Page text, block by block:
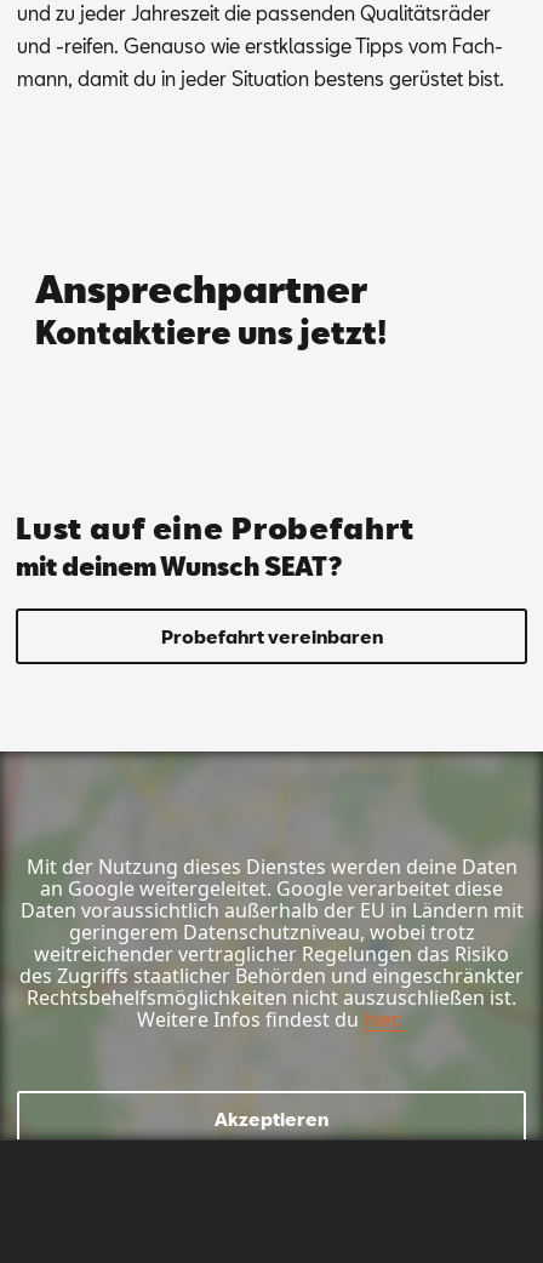
und zu je­der Jah­res­zeit die pas­sen­den Qua­li­täts­rä­der
und -rei­fen. Ge­nau­so wie erst­klas­si­ge Tipps vom Fach­
mann, da­mit du in je­der Si­tua­ti­on bes­tens ge­rüs­tet bist.
Ansprechpartner
Kontaktiere uns jetzt!
Lust auf eine Probefahrt
mit deinem Wunsch SEAT?
Probefahrt vereinbaren
Mit der Nutzung dieses Dienstes werden deine Daten
an Google weitergeleitet. Google verarbeitet diese
Daten voraussichtlich außerhalb der EU in Ländern mit
geringerem Datenschutzniveau, wobei trotz
weitreichender vertraglicher Regelungen das Risiko
des Zugriffs staatlicher Behörden und eingeschränkter
Rechtsbehelfsmöglichkeiten nicht auszuschließen ist.
Weitere Infos findest du hier.
Akzeptieren